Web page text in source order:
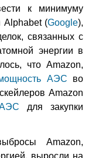
к минимуму
Alphabet (Google),
связанных с
энергии в
что Amazon,
АЭС во
Amazon
для закупки
Amazon,
выросли на